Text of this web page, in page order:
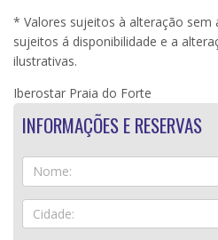
* Valores sujeitos à alteração sem
sujeitos á disponibilidade e a
ilustrativas.
Iberostar Praia do Forte
INFORMAÇÕES E RESERVAS